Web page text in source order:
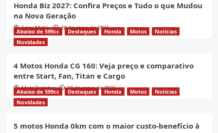
Honda Biz 2027: Confira Preços e Tudo o que Mudou
na Nova Geração
Seku Mello 28 de maio de 2026
Abaixo de 599cc Destaques Honda Motos
Notícias
Novidades
4 Motos Honda CG 160: Veja preço e comparativo
entre Start, Fan, Titan e Cargo
MotoRedator 28 de maio de 2026
Abaixo de 599cc Destaques Honda Motos
Notícias
Novidades
5 motos Honda 0km com o maior custo-benefício à